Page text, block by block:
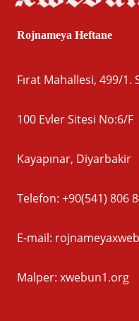
Rojnameya Heftane
Fırat Mahallesi, 499/1.
100 Evler Sitesi No:6/F
Kayapınar, Diyarbakir
Telefon: +90(541) 806
E-mail:
Malper: xwebun1.org